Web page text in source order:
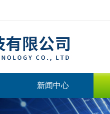
新闻中心